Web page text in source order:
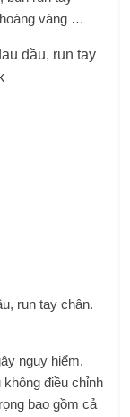
váng …
run tay chân.
nguy hiểm,
điều chỉnh
bao gồm cả